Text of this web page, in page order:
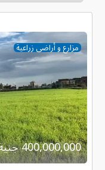
مزارع و أراضى زراعية
400,000,000 جنية مصرى